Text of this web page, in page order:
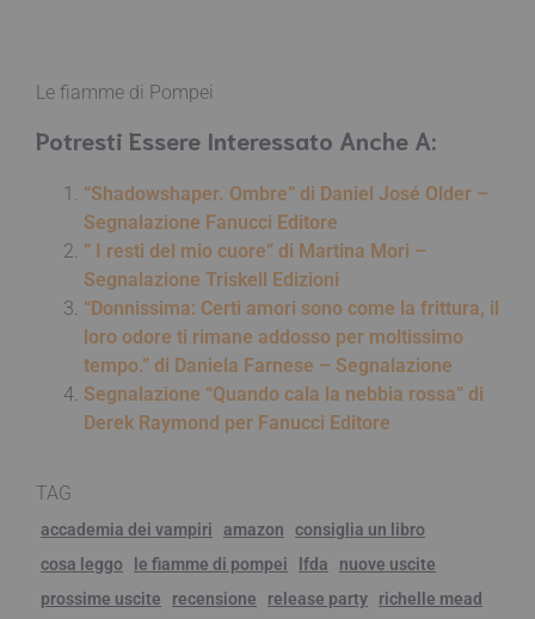
Le fiamme di Pompei
Potresti Essere Interessato Anche A:
“Shadowshaper. Ombre” di Daniel José Older –
Segnalazione Fanucci Editore
” I resti del mio cuore” di Martina Mori –
Segnalazione Triskell Edizioni
“Donnissima: Certi amori sono come la frittura, il
loro odore ti rimane addosso per moltissimo
tempo.” di Daniela Farnese – Segnalazione
Segnalazione “Quando cala la nebbia rossa” di
Derek Raymond per Fanucci Editore
TAG
accademia dei vampiri amazon
consiglia un libro
cosa leggo
le fiamme di pompei lfda
nuove uscite
prossime uscite
recensione release party
richelle mead